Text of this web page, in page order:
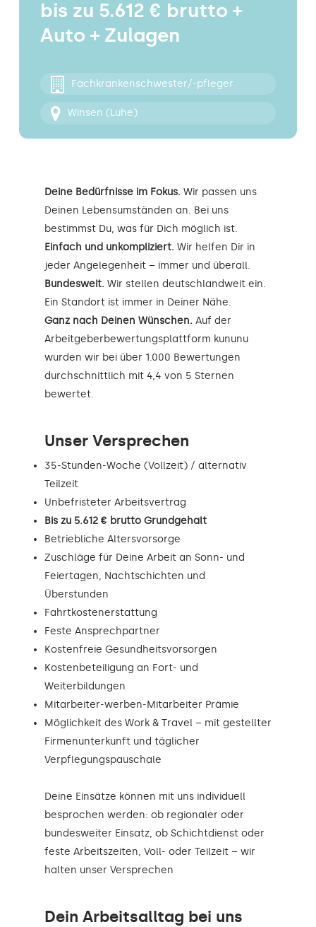
Kontaktbis zu 5.612 € brutto +
Auto + Zulagen
Fachkrankenschwester/-pfleger
Winsen (Luhe)
Deine Bedürfnisse im Fokus. Wir passen uns
Deinen Lebensumständen an. Bei uns
bestimmst Du, was für Dich möglich ist.
Einfach und unkompliziert. Wir helfen Dir in
jeder Angelegenheit – immer und überall.
Bundesweit. Wir stellen deutschlandweit ein.
Ein Standort ist immer in Deiner Nähe.
Ganz nach Deinen Wünschen. Auf der
Arbeitgeberbewertungsplattform kununu
wurden wir bei über 1.000 Bewertungen
durchschnittlich mit 4,4 von 5 Sternen
bewertet.
Unser Versprechen
35-Stunden-Woche (Vollzeit) / alternativ
Teilzeit
Unbefristeter Arbeitsvertrag
Bis zu 5.612 € brutto Grundgehalt
Betriebliche Altersvorsorge
Zuschläge für Deine Arbeit an Sonn- und
Feiertagen, Nachtschichten und
Überstunden
Fahrtkostenerstattung
Feste Ansprechpartner
Kostenfreie Gesundheitsvorsorgen
Kostenbeteiligung an Fort- und
Weiterbildungen
Mitarbeiter-werben-Mitarbeiter Prämie
Möglichkeit des Work & Travel – mit gestellter
Firmenunterkunft und täglicher
Verpflegungspauschale
Deine Einsätze können mit uns individuell
besprochen werden: ob regionaler oder
bundesweiter Einsatz, ob Schichtdienst oder
feste Arbeitszeiten, Voll- oder Teilzeit – wir
halten unser Versprechen
Dein Arbeitsalltag bei uns